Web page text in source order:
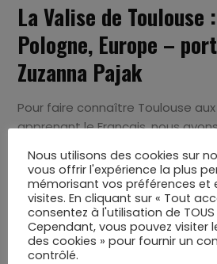
La Valise de Toulouse
Pologne, Europe –
Zuzanna Pajak
Pour faire connaître Toulouse
apprenant le Français, nous
22 MAI 2026
Nous utilisons des cookies sur
vous offrir l'expérience la plus
mémorisant vos préférences et
visites. En cliquant sur « Tout
consentez à l'utilisation de
Cependant, vous pouvez visiter
des cookies » pour fournir un
contrôlé.